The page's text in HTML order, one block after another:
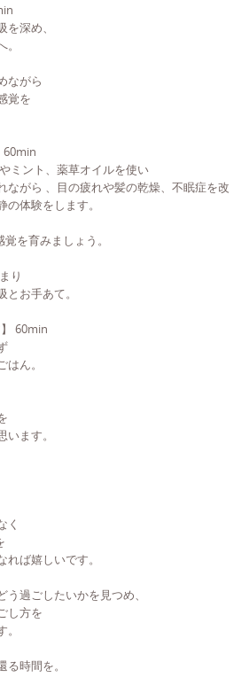
深め、
ながら
覚を
60min
ミント、薬草オイルを使い
ながら 、目の疲れや髪の乾燥、不眠症を改
体験をします。
を育みましょう。
り
お手あて。
60min
ん。
ます。
く
ば嬉しいです。
過ごしたいかを見つめ、
し方を
時間を。